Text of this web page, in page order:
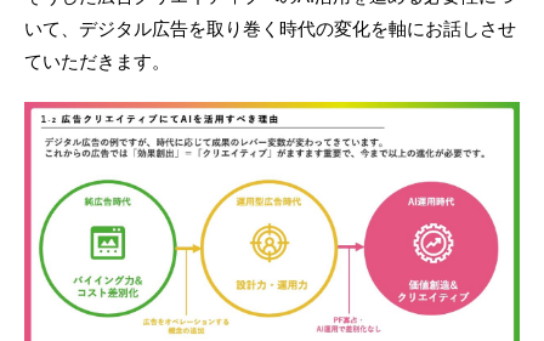
いて、デジタル広告を取り巻く時代の変化を軸にお話しさせ
ていただきます。